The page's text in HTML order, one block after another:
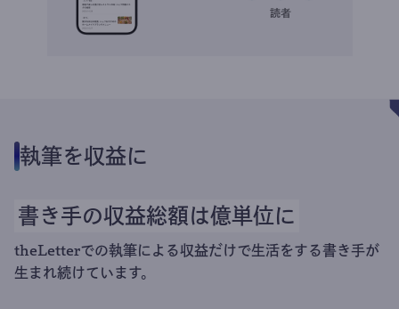
執筆を収益に
書き手の収益総額は億単位に
theLetterでの執筆による収益だけで生活をする書き手が
生まれ続けています。